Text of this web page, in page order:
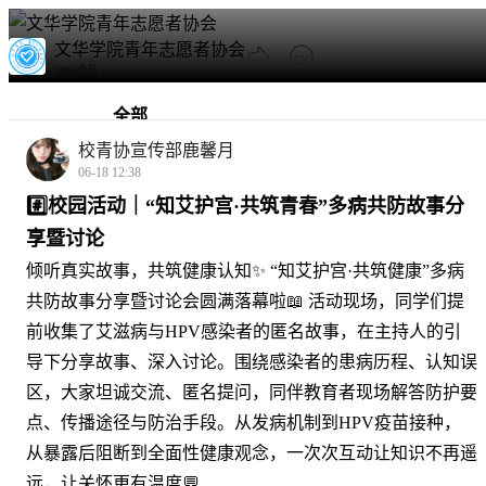
文华学院青年志愿者协会
全部
热门
公告丨青协通知🎊
说说｜欢迎
展厅丨志愿活动精彩瞬间🌄
枫华丨校园风景🌆
校青协宣传部鹿馨月
06-18 12:38
#️⃣校园活动｜“知艾护宫·共筑青春”多病共防故事分
享暨讨论
倾听真实故事，共筑健康认知✨ “知艾护宫·共筑健康”多病
共防故事分享暨讨论会圆满落幕啦📖 活动现场，同学们提
前收集了艾滋病与HPV感染者的匿名故事，在主持人的引
导下分享故事、深入讨论。围绕感染者的患病历程、认知误
区，大家坦诚交流、匿名提问，同伴教育者现场解答防护要
点、传播途径与防治手段。从发病机制到HPV疫苗接种，
从暴露后阻断到全面性健康观念，一次次互动让知识不再遥